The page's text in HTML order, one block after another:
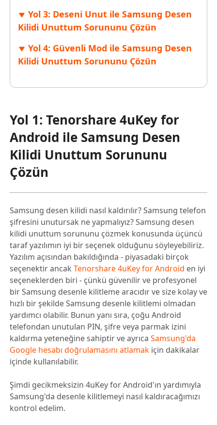
Yol 3: Deseni Unut ile Samsung Desen
Kilidi Unuttum Sorununu Çözün
Yol 4: Güvenli Mod ile Samsung Desen
Kilidi Unuttum Sorununu Çözün
Yol 1: Tenorshare 4uKey for
Android ile Samsung Desen
Kilidi Unuttum Sorununu
Çözün
Samsung desen kilidi nasıl kaldırılır? Samsung telefon
şifresini unutursak ne yapmalıyız? Samsung desen
kilidi unuttum sorununu çözmek konusunda üçüncü
taraf yazılımın iyi bir seçenek olduğunu söyleyebiliriz.
Yazılım açısından bakıldığında - piyasadaki birçok
seçenektir ancak Tenorshare 4uKey for Android en iyi
seçeneklerden biri - çünkü güvenilir ve profesyonel
bir Samsung desenle kilitleme aracıdır ve size kolay ve
hızlı bir şekilde Samsung desenle kilitlemi olmadan
yardımcı olabilir. Bunun yanı sıra, çoğu Android
telefondan unutulan PIN, şifre veya parmak izini
kaldırma yeteneğine sahiptir ve ayrıca Samsung'da
Google hesabı doğrulamasını atlamak için dakikalar
içinde kullanılabilir.
Şimdi gecikmeksizin 4uKey for Android'ın yardımıyla
Samsung'da desenle kilitlemeyi nasıl kaldıracağımızı
kontrol edelim.